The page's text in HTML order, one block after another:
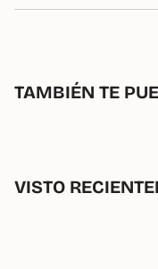
TAMBIÉN TE
VISTO